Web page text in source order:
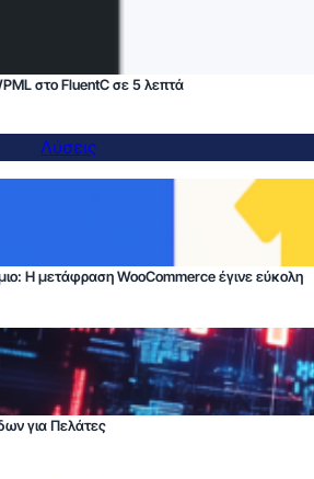
στο FluentC σε 5 λεπτά
Λύσεις
Η μετάφραση WooCommerce έγινε εύκολη
για Πελάτες